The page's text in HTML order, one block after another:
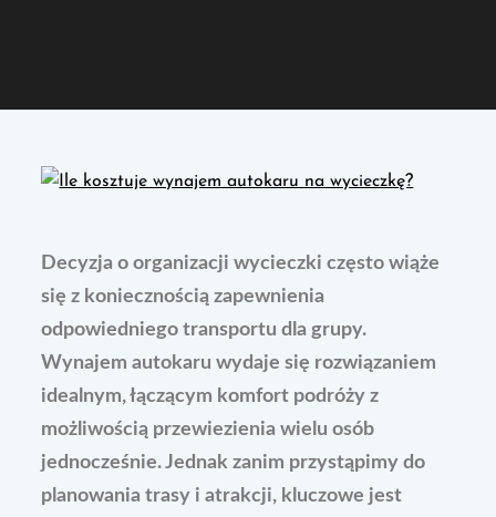
Decyzja o organizacji wycieczki często wiąże
się z koniecznością zapewnienia
odpowiedniego transportu dla grupy.
Wynajem autokaru wydaje się rozwiązaniem
idealnym, łączącym komfort podróży z
możliwością przewiezienia wielu osób
jednocześnie. Jednak zanim przystąpimy do
planowania trasy i atrakcji, kluczowe jest